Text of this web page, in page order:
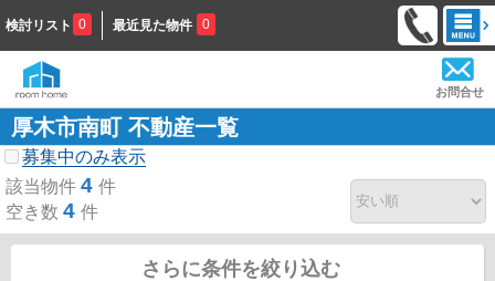
検討リスト 0 最近見た物件 0
お問合せ
厚木市南町 不動産一覧
募集中のみ表示
該当物件 4 件
空き数 4 件
さらに条件を絞り込む